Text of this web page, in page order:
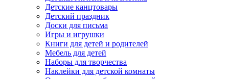
Детские канцтовары
Детский праздник
Доски для письма
Игры и игрушки
Книги для детей и родителей
Мебель для детей
Наборы для творчества
Наклейки для детской комнаты